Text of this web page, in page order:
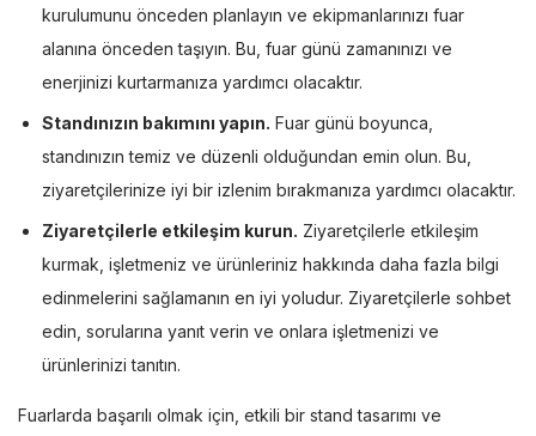
kurulumunu önceden planlayın ve ekipmanlarınızı fuar
alanına önceden taşıyın. Bu, fuar günü zamanınızı ve
enerjinizi kurtarmanıza yardımcı olacaktır.
Standınızın bakımını yapın. Fuar günü boyunca,
standınızın temiz ve düzenli olduğundan emin olun. Bu,
ziyaretçilerinize iyi bir izlenim bırakmanıza yardımcı olacaktır.
Ziyaretçilerle etkileşim kurun. Ziyaretçilerle etkileşim
kurmak, işletmeniz ve ürünleriniz hakkında daha fazla bilgi
edinmelerini sağlamanın en iyi yoludur. Ziyaretçilerle sohbet
edin, sorularına yanıt verin ve onlara işletmenizi ve
ürünlerinizi tanıtın.
Fuarlarda başarılı olmak için, etkili bir stand tasarımı ve